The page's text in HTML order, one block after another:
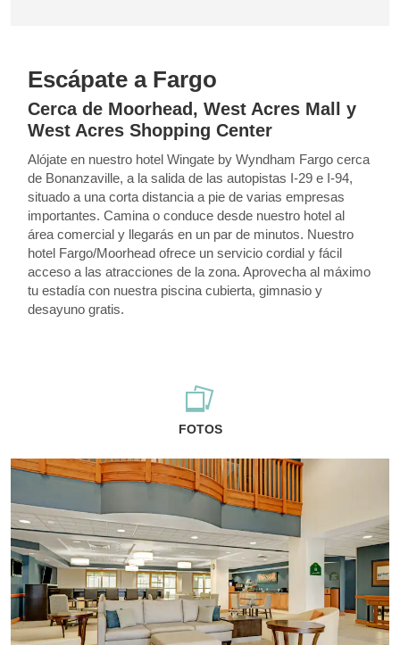
Escápate a Fargo
Cerca de Moorhead, West Acres Mall y
West Acres Shopping Center
Alójate en nuestro hotel Wingate by Wyndham Fargo cerca
de Bonanzaville, a la salida de las autopistas I-29 e I-94,
situado a una corta distancia a pie de varias empresas
importantes. Camina o conduce desde nuestro hotel al
área comercial y llegarás en un par de minutos. Nuestro
hotel Fargo/Moorhead ofrece un servicio cordial y fácil
acceso a las atracciones de la zona. Aprovecha al máximo
tu estadía con nuestra piscina cubierta, gimnasio y
desayuno gratis.
FOTOS